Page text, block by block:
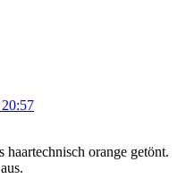
orange getönt.